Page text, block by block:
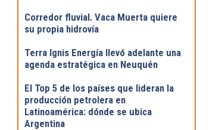
Corredor fluvial. Vaca Muerta quiere
su propia hidrovía
Terra Ignis Energía llevó adelante una
agenda estratégica en Neuquén
El Top 5 de los países que lideran la
producción petrolera en
Latinoamérica: dónde se ubica
Argentina